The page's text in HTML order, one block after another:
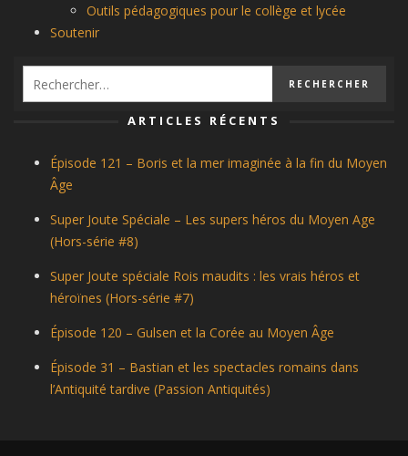
Outils pédagogiques pour le collège et lycée
Soutenir
ARTICLES RÉCENTS
Épisode 121 – Boris et la mer imaginée à la fin du Moyen
Âge
Super Joute Spéciale – Les supers héros du Moyen Age
(Hors-série #8)
Super Joute spéciale Rois maudits : les vrais héros et
héroïnes (Hors-série #7)
Épisode 120 – Gulsen et la Corée au Moyen Âge
Épisode 31 – Bastian et les spectacles romains dans
l’Antiquité tardive (Passion Antiquités)